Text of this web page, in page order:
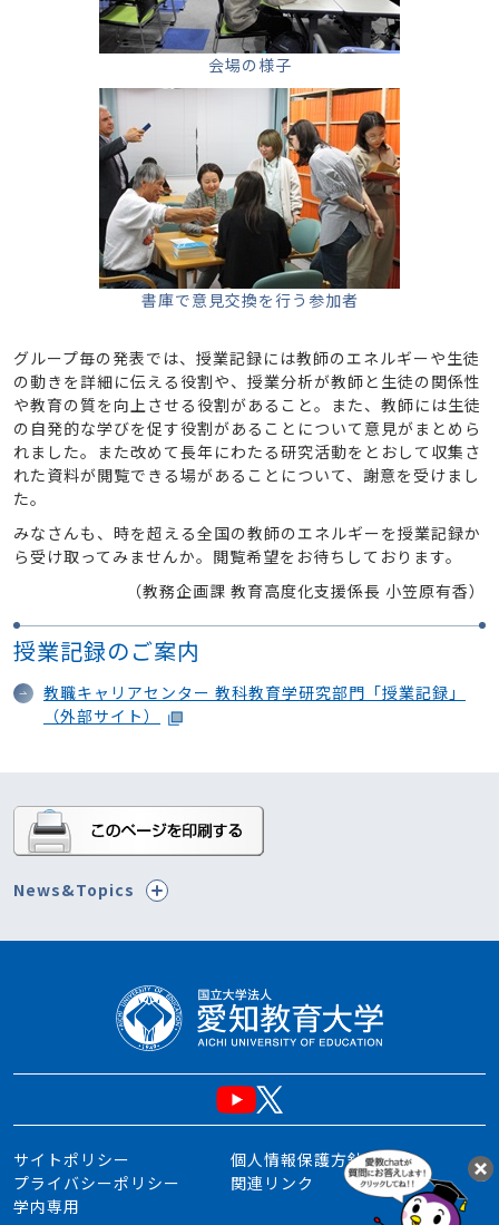
会場の様子
書庫で意見交換を行う参加者
グループ毎の発表では、授業記録には教師のエネルギーや生徒
の動きを詳細に伝える役割や、授業分析が教師と生徒の関係性
や教育の質を向上させる役割があること。また、教師には生徒
の自発的な学びを促す役割があることについて意見がまとめら
れました。また改めて長年にわたる研究活動をとおして収集さ
れた資料が閲覧できる場があることについて、謝意を受けまし
た。
みなさんも、時を超える全国の教師のエネルギーを授業記録か
ら受け取ってみませんか。閲覧希望をお待ちしております。
（教務企画課 教育高度化支援係長 小笠原有香）
授業記録のご案内
教職キャリアセンター 教科教育学研究部門「授業記録」
（外部サイト）
News&Topics
サイトポリシー
個人情報保護方針
プライバシーポリシー
関連リンク
学内専用